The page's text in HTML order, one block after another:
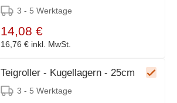
3 - 5 Werktage
14,08 €
16,76 € inkl. MwSt.
Teigroller - Kugellagern - 25cm
3 - 5 Werktage